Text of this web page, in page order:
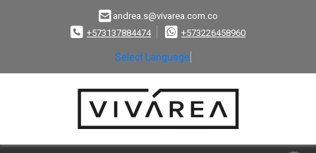
andrea.s@vivarea.com.co
+573137884474
+573226458960
Select Language